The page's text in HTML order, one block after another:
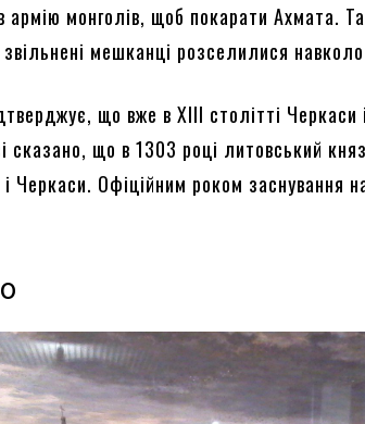
армію монголів, щоб покарати Ахмата.
мешканці розселилися
що вже в XIII столітті Черкаси
сказано, що в 1303 році литовський
і Черкаси. Офіційним роком заснування